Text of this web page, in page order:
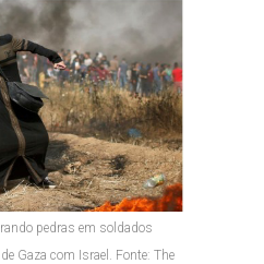
pedras em soldados
Gaza com Israel. Fonte: The